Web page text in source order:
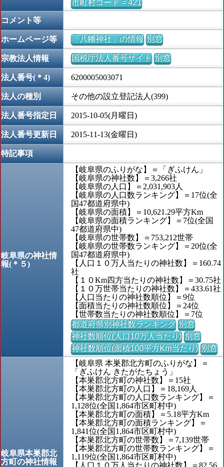
市町村コード = 421
コメント等
ホームページ等 「八幡神社」の情報 別窓
宗教法人情報 国税庁法人番号サイト 別窓
法人番号(＊4) 6200005003071
法人の種別 その他の設立登記法人(399)
法人番号指定日 2015-10-05(月曜日)
法人番号更新日 2015-11-13(金曜日)
特記事項
岐阜県の神社情
報(＊５)
【岐阜県のふりがな】＝「ぎふけん」
【岐阜県の神社数】＝3,266社
【岐阜県の人口】＝2,031,903人
【岐阜県の人口数ランキング】＝17位(全
国47都道府県中)
【岐阜県の面積】＝10,621.29平方Km
【岐阜県の面積ランキング】＝7位(全国
47都道府県中)
【岐阜県の世帯数】＝753,212世帯
【岐阜県の世帯数ランキング】＝20位(全
国47都道府県中)
【人口１０万人当たりの神社数】＝160.74
社
【１０Km四方当たりの神社数】＝30.75社
【１０万世帯当たりの神社数】＝433.61社
【人口当たりの神社数順位】＝9位
【面積当たりの神社数順位】＝24位
【世帯数当たりの神社数順位】＝7位
都道府県別神社数ランキング 別窓
神社数順位(人口10万人当たり) 別窓
神社数順位(面積100平方Km当たり) 別窓
岐阜県本巣郡北
方町の神社情報
【岐阜県 本巣郡北方町のふりがな】＝
「ぎふけん きたがたちょう」
【本巣郡北方町の神社数】＝15社
【本巣郡北方町の人口】＝18,169人
【本巣郡北方町の人口数ランキング】＝
1,128位(全国1,864市区町村中)
【本巣郡北方町の面積】＝5.18平方Km
【本巣郡北方町の面積ランキング】＝
1,841位(全国1,864市区町村中)
【本巣郡北方町の世帯数】＝7,139世帯
【本巣郡北方町の世帯数ランキング】＝
1,119位(全国1,864市区町村中)
【人口１０万人当たりの神社数】＝82.56